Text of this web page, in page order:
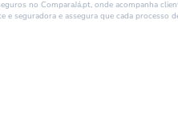
no ComparaJá.pt, onde acompanha
e seguradora e assegura que cada processo